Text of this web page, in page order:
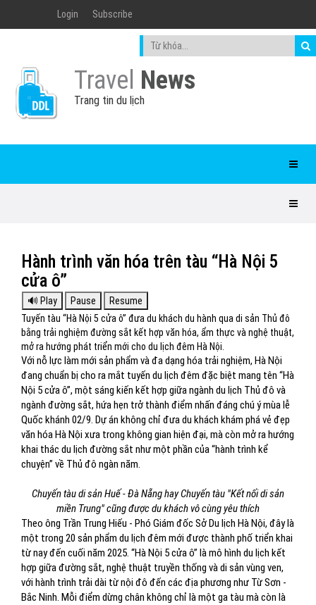
Login Subscribe
Travel News
Trang tin du lịch
Hành trình văn hóa trên tàu “Hà Nội 5
cửa ô”
Tuyến tàu “Hà Nội 5 cửa ô” đưa du khách du hành qua di sản Thủ đô
bằng trải nghiệm đường sắt kết hợp văn hóa, ẩm thực và nghệ thuật,
mở ra hướng phát triển mới cho du lịch đêm Hà Nội.
Với nỗ lực làm mới sản phẩm và đa dạng hóa trải nghiệm, Hà Nội
đang chuẩn bị cho ra mắt tuyến du lịch đêm đặc biệt mang tên “Hà
Nội 5 cửa ô”, một sáng kiến kết hợp giữa ngành du lịch Thủ đô và
ngành đường sắt, hứa hẹn trở thành điểm nhấn đáng chú ý mùa lễ
Quốc khánh 02/9. Dự án không chỉ đưa du khách khám phá vẻ đẹp
văn hóa Hà Nội xưa trong không gian hiện đại, mà còn mở ra hướng
khai thác du lịch đường sắt như một phần của “hành trình kể
chuyện” về Thủ đô ngàn năm.
Chuyến tàu di sản Huế - Đà Nẵng hay Chuyến tàu "Kết nối di sản
miền Trung" cũng được du khách vô cùng yêu thích
Theo ông Trần Trung Hiếu - Phó Giám đốc Sở Du lịch Hà Nội, đây là
một trong 20 sản phẩm du lịch đêm mới được thành phố triển khai
từ nay đến cuối năm 2025. “Hà Nội 5 cửa ô” là mô hình du lịch kết
hợp giữa đường sắt, nghệ thuật truyền thống và di sản vùng ven,
với hành trình trải dài từ nội đô đến các địa phương như Từ Sơn -
Bắc Ninh. Mỗi điểm dừng chân không chỉ là một ga tàu mà còn là